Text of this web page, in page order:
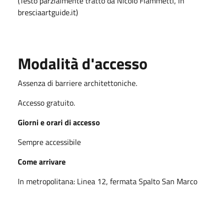
bresciaartguide.it)
Modalità d'accesso
Assenza di barriere architettoniche.
Accesso gratuito.
Giorni e orari di accesso
Sempre accessibile
Come arrivare
In metropolitana: Linea 12, fermata Spalto San Marco